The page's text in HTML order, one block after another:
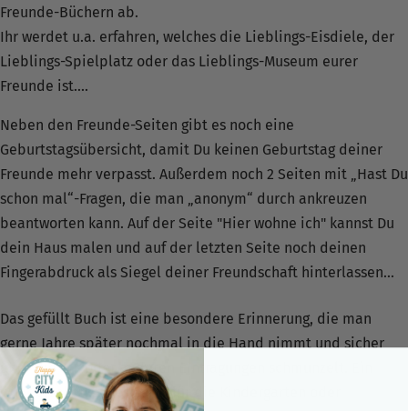
Freunde-Büchern ab.
Ihr werdet u.a. erfahren, welches die Lieblings-Eisdiele, der
Lieblings-Spielplatz oder das Lieblings-Museum eurer
Freunde ist....
Neben den Freunde-Seiten gibt es noch eine
Geburtstagsübersicht, damit Du keinen Geburtstag deiner
Freunde mehr verpasst. Außerdem noch 2 Seiten mit „Hast Du
schon mal“-Fragen, die man „anonym“ durch ankreuzen
beantworten kann. Auf der Seite "Hier wohne ich" kannst Du
dein Haus malen und auf der letzten Seite noch deinen
Fingerabdruck als Siegel deiner Freundschaft hinterlassen...
Das gefüllt Buch ist eine besondere Erinnerung, die man
gerne Jahre später nochmal in die Hand nimmt und sicher
über die ein oder anderen Eintragungen schmunzelt. Ein
wunderschönes Geschenk für die Kindergarten oder
Verifizierter Kunde
Leider kann man HappCITYKid nur dreimal